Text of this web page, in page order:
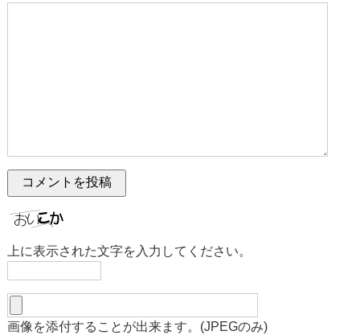
上に表示された文字を入力してください。
画像を添付することが出来ます。(JPEGのみ)